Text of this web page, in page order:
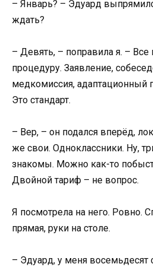
– Январь? – Эдуард
ждать?
– Девять, – поправила я. –
процедуру. Заявление,
медкомиссия, адаптационный
Это стандарт.
– Вер, – он подался вперёд,
же свои. Одноклассники. Ну,
знакомы. Можно как-то
Двойной тариф – не вопрос.
Я посмотрела на него. Ровно.
прямая, руки на столе.
– Эдуард, у меня восемьдесят